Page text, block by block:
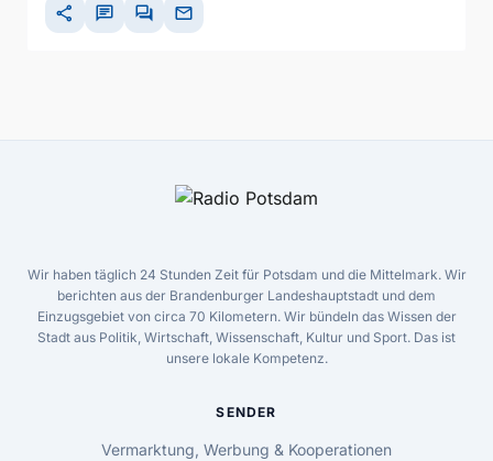
share chat forum mail
Wir haben täglich 24 Stunden Zeit für Potsdam und die Mittelmark. Wir
berichten aus der Brandenburger Landeshauptstadt und dem
Einzugsgebiet von circa 70 Kilometern. Wir bündeln das Wissen der
Stadt aus Politik, Wirtschaft, Wissenschaft, Kultur und Sport. Das ist
unsere lokale Kompetenz.
SENDER
Vermarktung, Werbung & Kooperationen